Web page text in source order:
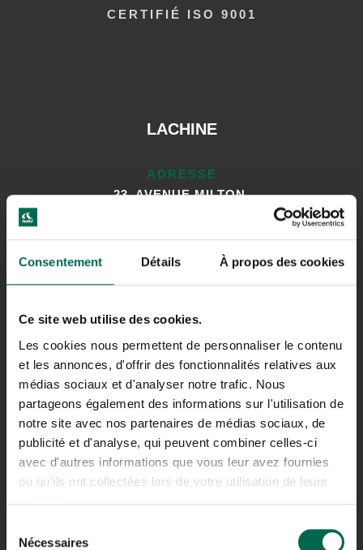
Consentement Détails À propos des cookies
Ce site web utilise des cookies.
Les cookies nous permettent de personnaliser le contenu
et les annonces, d'offrir des fonctionnalités relatives aux
médias sociaux et d'analyser notre trafic. Nous
partageons également des informations sur l'utilisation de
notre site avec nos partenaires de médias sociaux, de
publicité et d'analyse, qui peuvent combiner celles-ci
avec d'autres informations que vous leur avez fournies
ou qu'ils ont collectées lors de votre utilisation de leurs
Nécessaires
CERTIFIÉ ISO 9001
LACHINE
ADRESSE
23, AVENUE MILTON,
514.481.0451
SAINT-HUBERT
ADRESSE
4865 BOUL SIR-WILFRID-LAURIER,
SAINT-HUBERT,
QC J3Y 3X5